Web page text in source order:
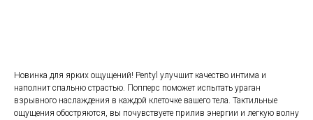
Новинка для ярких ощущений! Pentyl улучшит качество интима и
наполнит спальню страстью. Попперс поможет испытать ураган
взрывного наслаждения в каждой клеточке вашего тела. Тактильные
ощущения обостряются, вы почувствуете прилив энергии и легкую волну